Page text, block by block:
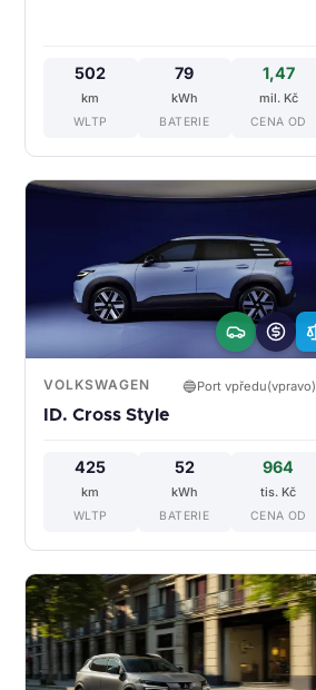
502
km
WLTP
79
kWh
BATERIE
1,47
mil. Kč
CENA OD
VOLKSWAGEN 🔵Port vpředu(vpravo)
ID. Cross Style
425
km
WLTP
52
kWh
BATERIE
964
tis. Kč
CENA OD